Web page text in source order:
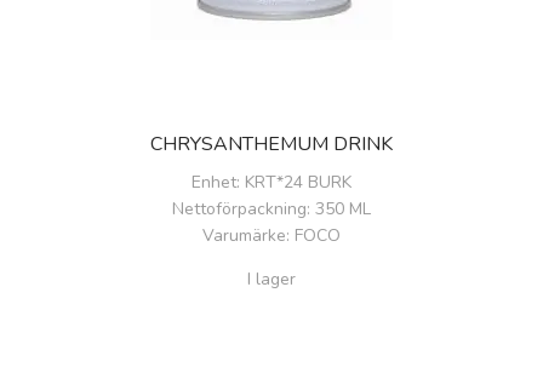
CHRYSANTHEMUM DRINK
Enhet: KRT*24 BURK
Nettoförpackning: 350 ML
Varumärke: FOCO
I lager